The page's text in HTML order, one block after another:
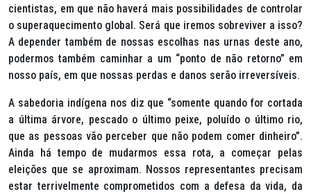
cientistas, em que não haverá mais possibilidades de controlar
o superaquecimento global. Será que iremos sobreviver a isso?
A depender também de nossas escolhas nas urnas deste ano,
podermos também caminhar a um “ponto de não retorno” em
nosso país, em que nossas perdas e danos serão irreversíveis.
A sabedoria indígena nos diz que “somente quando for cortada
a última árvore, pescado o último peixe, poluído o último rio,
que as pessoas vão perceber que não podem comer dinheiro”.
Ainda há tempo de mudarmos essa rota, a começar pelas
eleições que se aproximam. Nossos representantes precisam
estar terrivelmente comprometidos com a defesa da vida, da